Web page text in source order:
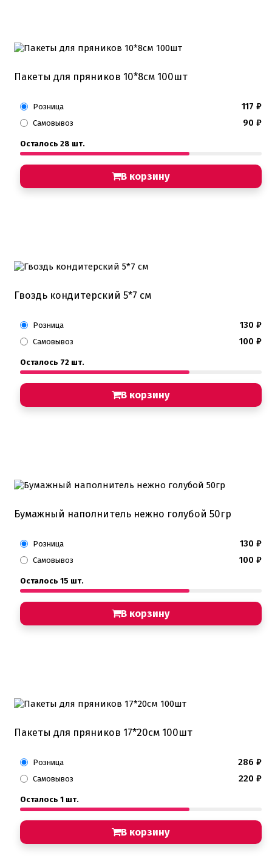
Пакеты для пряников 10*8см 100шт
Розница 117 ₽
Самовывоз 90 ₽
Осталось 28 шт.
В корзину
Гвоздь кондитерский 5*7 см
Розница 130 ₽
Самовывоз 100 ₽
Осталось 72 шт.
В корзину
Бумажный наполнитель нежно голубой 50гр
Розница 130 ₽
Самовывоз 100 ₽
Осталось 15 шт.
В корзину
Пакеты для пряников 17*20см 100шт
Розница 286 ₽
Самовывоз 220 ₽
Осталось 1 шт.
В корзину